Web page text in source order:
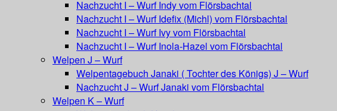
Nachzucht I – Wurf Indy vom Flörsbachtal
Nachzucht I – Wurf Idefix (Michl) vom Flörsbachtal
Nachzucht I – Wurf Ivy vom Flörsbachtal
Nachzucht I – Wurf Inola-Hazel vom Flörsbachtal
Welpen J – Wurf
Welpentagebuch Janaki ( Tochter des Königs) J – Wurf
Nachzucht J – Wurf Janaki vom Flörsbachtal
Welpen K – Wurf